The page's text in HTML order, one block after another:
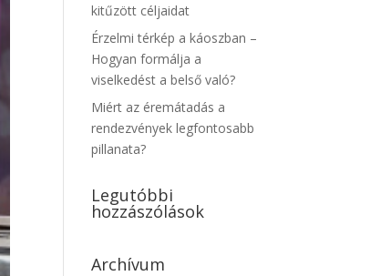
kitűzött céljaidat
Érzelmi térkép a káoszban –
Hogyan formálja a
viselkedést a belső való?
Miért az éremátadás a
rendezvények legfontosabb
pillanata?
Legutóbbi
hozzászólások
Archívum